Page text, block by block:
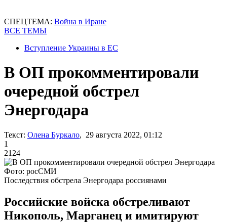
СПЕЦТЕМА: Война в Иране
ВСЕ ТЕМЫ
Вступление Украины в ЕС
В ОП прокомментировали
очередной обстрел
Энергодара
Текст: Олена Буркало, 29 августа 2022, 01:12
1
2124
Фото: росСМИ
Последствия обстрела Энергодара россиянами
Российские войска обстреливают
Никополь, Марганец и имитируют